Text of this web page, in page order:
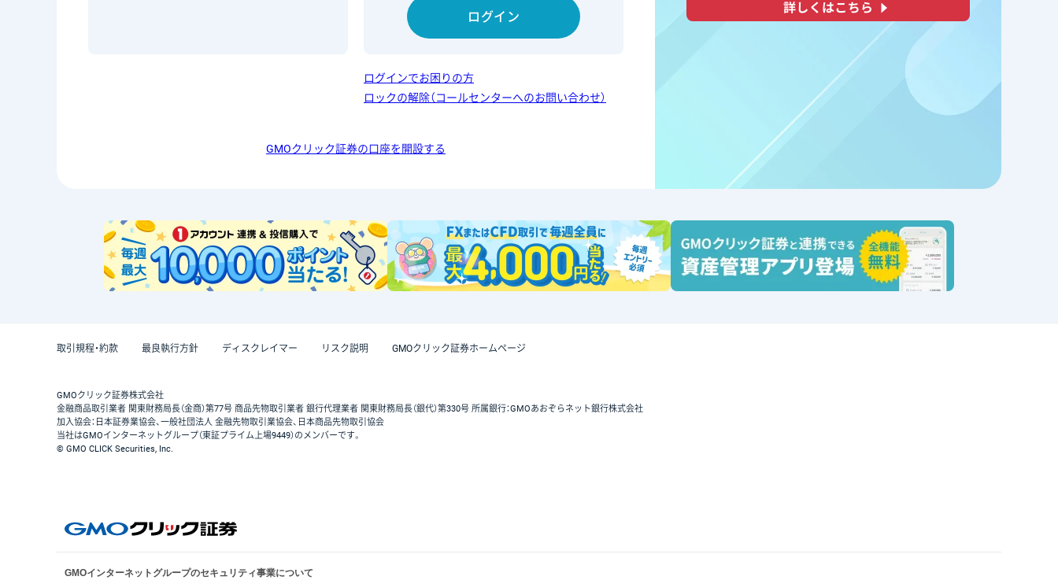
ログイン
ログインでお困りの方
ロックの解除（コールセンターへのお問い合わせ）
GMOクリック証券の口座を開設する
取引規程・約款 最良執行方針 ディスクレイマー リスク説明 GMOクリック証券ホームページ
GMOクリック証券株式会社
金融商品取引業者 関東財務局長（金商）第77号 商品先物取引業者 銀行代理業者 関東財務局長（銀代）第330号 所属銀行：GMOあおぞらネット銀行株式会社
加入協会：日本証券業協会、一般社団法人 金融先物取引業協会、日本商品先物取引協会
当社はGMOインターネットグループ（東証プライム上場9449）のメンバーです。
© GMO CLICK Securities, Inc.
GMOインターネットグループのセキュリティ事業について